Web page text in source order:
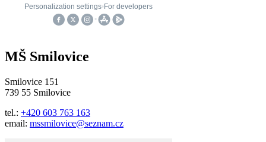
MŠ Smilovice
Smilovice 151
739 55 Smilovice
tel.: +420 603 763 163
email: mssmilovice@seznam.cz